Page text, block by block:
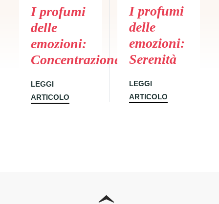
PRECEDENTE
I profumi
delle
emozioni:
Concentrazione
LEGGI
ARTICOLO
I profumi
delle
emozioni:
Serenità
LEGGI
ARTICOLO